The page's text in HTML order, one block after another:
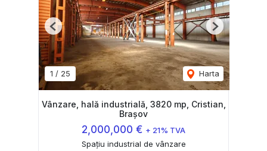
1 / 25 Harta
Previous Next
Vânzare, hală industrială, 3820 mp, Cristian,
Brașov
2,000,000 € + 21% TVA
Spațiu industrial de vânzare